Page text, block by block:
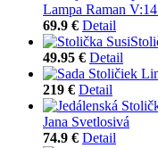
Lampa Raman
69.9 € Detail
49.95 € Detail
219 € Detail
Jana Svetlosivá
74.9 € Detail